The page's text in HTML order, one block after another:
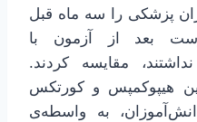
پزشکی را سه ماه قبل
بعد از آزمون با
مقایسه کردند.
هیپوکمپس و کورتکس
به واسطه‌ی